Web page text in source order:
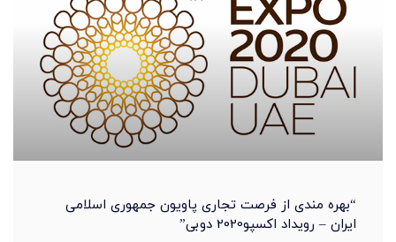
“بهره مندی از فرصت تجاری پاویون جمهوری اسلامی
ایران – رویداد اکسپو2020 دوبی”